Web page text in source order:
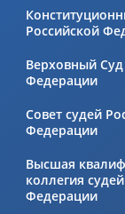
Российской
Верховный
Федерации
Совет судей
Федерации
Высшая
коллегия
Федерации